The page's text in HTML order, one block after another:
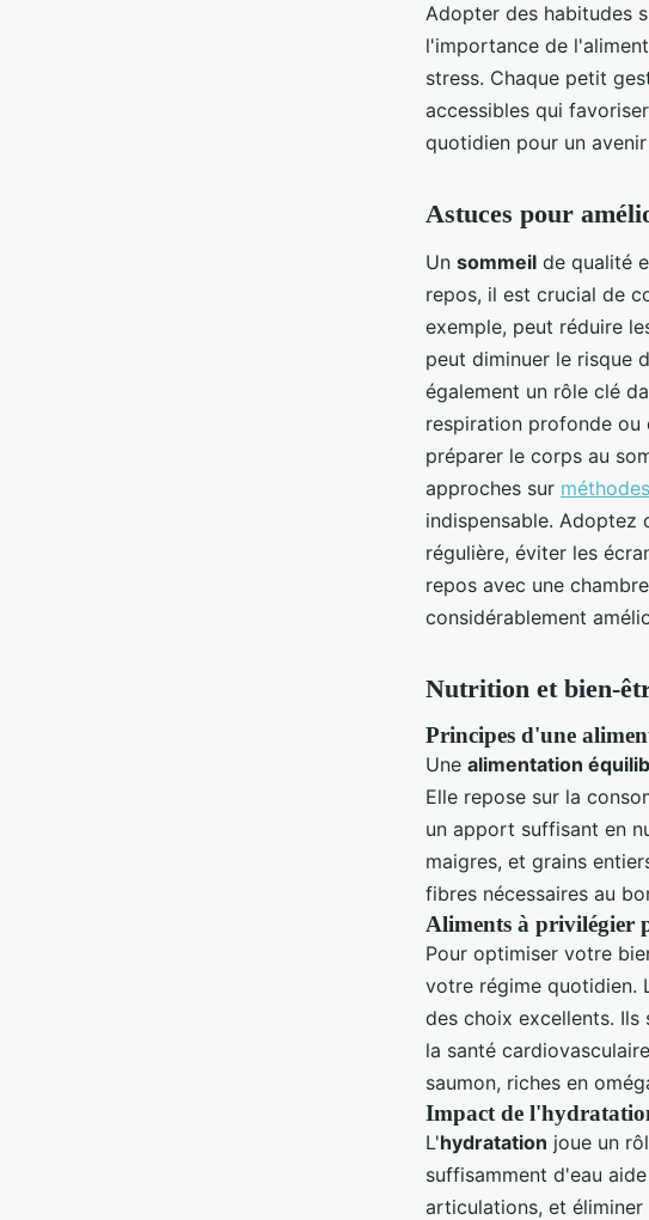
Adopter des habitudes
l'importance de
stress. Chaque petit
accessibles qui
quotidien pour un
Astuces pour
Un sommeil de qualité
repos, il est crucial de
exemple, peut réduire
peut diminuer le risque
également un rôle clé
respiration profonde ou
préparer le corps au
approches sur
indispensable. Adoptez
régulière, éviter les
repos avec une
considérablement
Nutrition et bien-
Principes d'une
Une alimentation
Elle repose sur la
un apport suffisant en
maigres, et grains
fibres nécessaires au
Aliments à privilégier
Pour optimiser votre
votre régime quotidien.
des choix excellents. Ils
la santé
saumon, riches en
Impact de
L'hydratation joue un
suffisamment d'eau
articulations, et